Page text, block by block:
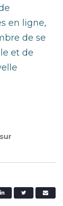
en ligne,
de se
et de